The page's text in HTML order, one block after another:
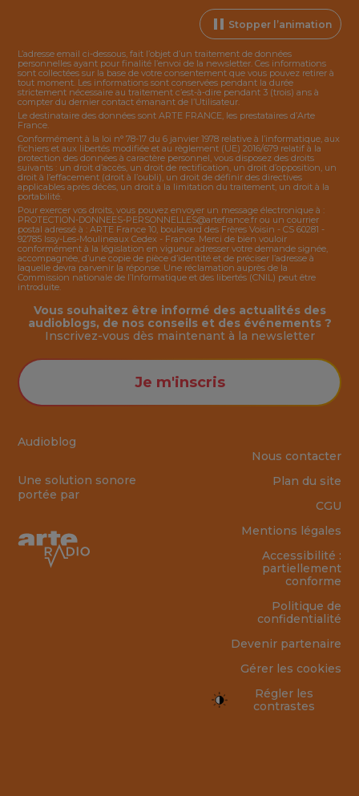
Stopper l’animation
L’adresse email ci-dessous, fait l’objet d’un traitement de données
personnelles ayant pour finalité l’envoi de la newsletter. Ces informations
sont collectées sur la base de votre consentement que vous pouvez retirer à
tout moment. Les informations sont conservées pendant la durée
strictement nécessaire au traitement c’est-à-dire pendant 3 (trois) ans à
compter du dernier contact émanant de l’Utilisateur.
Le destinataire des données sont ARTE FRANCE, les prestataires d’Arte
France.
Conformément à la loi n° 78-17 du 6 janvier 1978 relative à l’informatique, aux
fichiers et aux libertés modifiée et au règlement (UE) 2016/679 relatif à la
protection des données à caractère personnel, vous disposez des droits
suivants : un droit d’accès, un droit de rectification, un droit d’opposition, un
droit à l’effacement (droit à l’oubli), un droit de définir des directives
applicables après décès, un droit à la limitation du traitement, un droit à la
portabilité.
Pour exercer vos droits, vous pouvez envoyer un message électronique à :
PROTECTION-DONNEES-PERSONNELLES@artefrance.fr ou un courrier
postal adressé à : ARTE France 10, boulevard des Frères Voisin - CS 60281 -
92785 Issy-Les-Moulineaux Cedex - France. Merci de bien vouloir
conformément à la législation en vigueur adresser votre demande signée,
accompagnée, d’une copie de pièce d’identité et de préciser l’adresse à
laquelle devra parvenir la réponse. Une réclamation auprès de la
Commission nationale de l’Informatique et des libertés (CNIL) peut être
introduite.
Audioblog
Une solution sonore
portée par
Vous souhaitez être informé des actualités des
audioblogs, de nos conseils et des événements ?
Inscrivez-vous dès maintenant à la newsletter
Je m'inscris
Nous contacter
Plan du site
CGU
Mentions légales
Accessibilité :
partiellement
conforme
Politique de
confidentialité
Devenir partenaire
Gérer les cookies
Régler les
contrastes